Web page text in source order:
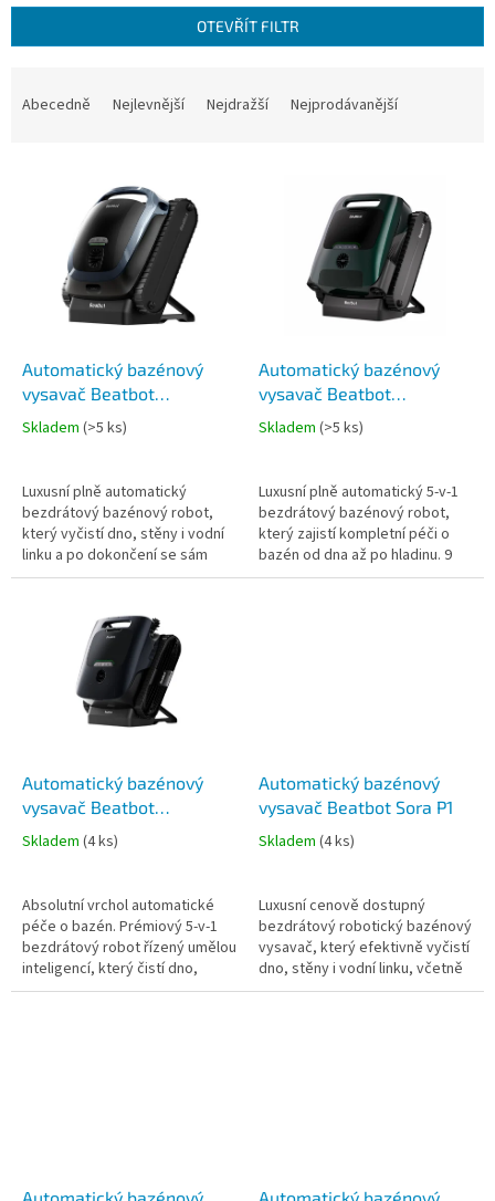
OTEVŘÍT FILTR
Abecedně Nejlevnější Nejdražší Nejprodávanější
Automatický bazénový
vysavač Beatbot
AquaSense 2
Skladem (>5 ks)
Luxusní plně automatický
bezdrátový bazénový robot,
který vyčistí dno, stěny i vodní
linku a po dokončení se sám
vynoří a zaparkuje k okraji
Automatický bazénový
vysavač Beatbot
AquaSense 2 Pro
Skladem (>5 ks)
Luxusní plně automatický 5-v-1
bezdrátový bazénový robot,
který zajistí kompletní péči o
bazén od dna až po hladinu. 9
motorů • 22 senzorů • až 11 h
Automatický bazénový
vysavač Beatbot
AquaSense 2 Ultra
Skladem (4 ks)
Absolutní vrchol automatické
péče o bazén. Prémiový 5-v-1
bezdrátový robot řízený umělou
inteligencí, který čistí dno,
stěny, vodní linku, hladinu a
Automatický bazénový
vysavač Beatbot Sora P1
Skladem (4 ks)
Luxusní cenově dostupný
bezdrátový robotický bazénový
vysavač, který efektivně vyčistí
dno, stěny i vodní linku, včetně
schodů a plošin od 30 cm.